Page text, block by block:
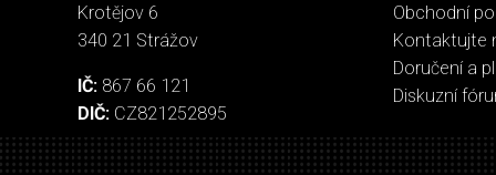
Krotějov 6
340 21 Strážov
IČ: 867 66 121
DIČ: CZ821252895
Obchodní
Kontaktujte
Doručení a
Diskuzní